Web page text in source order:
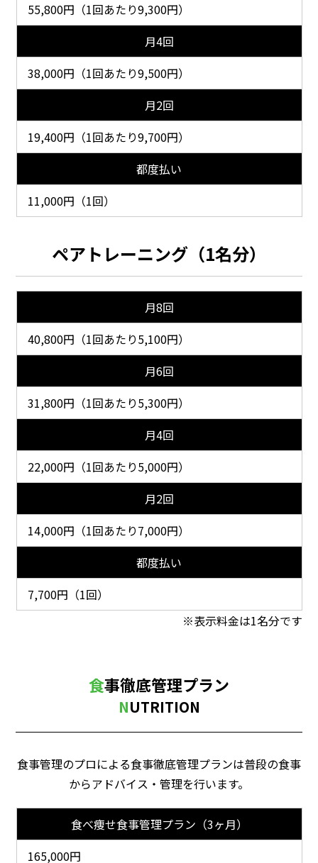
55,800円（1回あたり9,300円）
月4回
38,000円（1回あたり9,500円）
月2回
19,400円（1回あたり9,700円）
都度払い
11,000円（1回）
ペアトレーニング（1名分）
月8回
40,800円（1回あたり5,100円）
月6回
31,800円（1回あたり5,300円）
月4回
22,000円（1回あたり5,000円）
月2回
14,000円（1回あたり7,000円）
都度払い
7,700円（1回）
表示料金は1名分です
食事徹底管理プラン
NUTRITION
食事管理のプロによる食事徹底管理プランは普段の食事
からアドバイス・管理を行います。
食べ痩せ食事管理プラン（3ヶ月）
165,000円